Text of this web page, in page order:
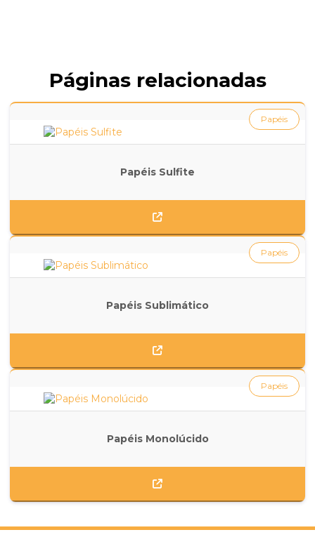
Páginas relacionadas
Papéis Sulfite
Papéis
Papéis Sublimático
Papéis
Papéis Monolúcido
Papéis